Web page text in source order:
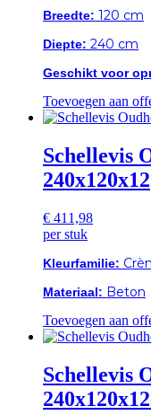
Breedte: 120 cm
Diepte: 240 cm
Geschikt voor
Toevoegen aan
Schellevis
240x120x12
€ 411,98
per stuk
Kleurfamilie:
Materiaal: Beton
Toevoegen aan
Schellevis